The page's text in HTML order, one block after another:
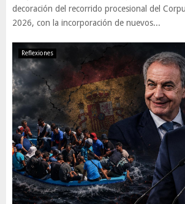
decoración del recorrido procesional del
2026, con la incorporación de nuevos...
Reflexiones